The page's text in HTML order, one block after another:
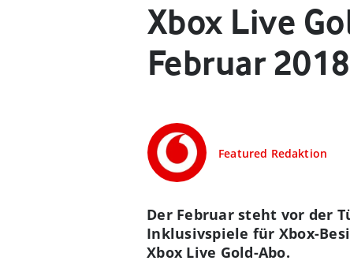
Xbox Live
Februar 2018
Featured Redaktion
Der Februar steht vor der
Inklusivspiele für Xbox-
Xbox Live Gold-Abo.